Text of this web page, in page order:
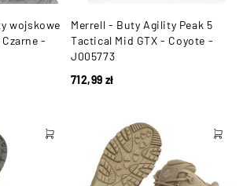
wojskowe
-
Merrell - Buty Agility Peak 5
Tactical Mid GTX - Coyote -
J005773
712,99 zł